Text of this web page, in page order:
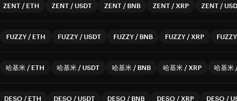
ZENT / ETH ZENT / USDT ZENT / BNB ZENT / XRP ZENT /
FUZZY / ETH FUZZY / USDT FUZZY / BNB FUZZY / XRP FUZZY
哈基米 / ETH 哈基米 / USDT 哈基米 / BNB 哈基米 / XRP 哈基米
DESO / ETH DESO / USDT DESO / BNB DESO / XRP DESO /